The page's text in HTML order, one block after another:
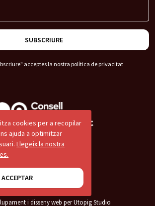
cookies per a recopilar
ajuda a optimitzar
Llegeix la nostra
ACCEPTAR
SUBSCRIURE
acceptes la nostra política de privacitat
© 2026 CNJC
Avís legal
i disseny web per Utopig Studio